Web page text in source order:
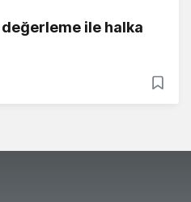
ile halka